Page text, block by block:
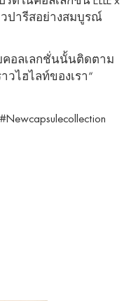
ปารีสอย่างสมบูรณ์
คอลเลกชั่นนั้นติดตาม
าวไฮไลท์ของเรา“